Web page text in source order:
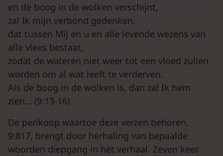
en de boog in de wolken verschijnt,
zal Ik mijn verbond gedenken,
dat tussen Mij en u en alle levende wezens van
alle vlees bestaat,
zodat de wateren niet weer tot een vloed zullen
worden om al wat leeft te verderven.
Als de boog in de wolken is, dan zal Ik hem
zien… (9:13-16)
De perikoop waartoe deze verzen behoren,
9:817, brengt door herhaling van bepaalde
woorden diepgang in het verhaal. Zeven keer